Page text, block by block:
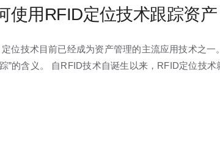
使用RFID定位技术跟踪资产
定位技术目前已经成为资产管理的主流应用技术之
”的含义。 自RFID技术自诞生以来，RFID定位技